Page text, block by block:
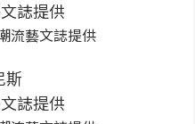
流藝文誌提供
斯